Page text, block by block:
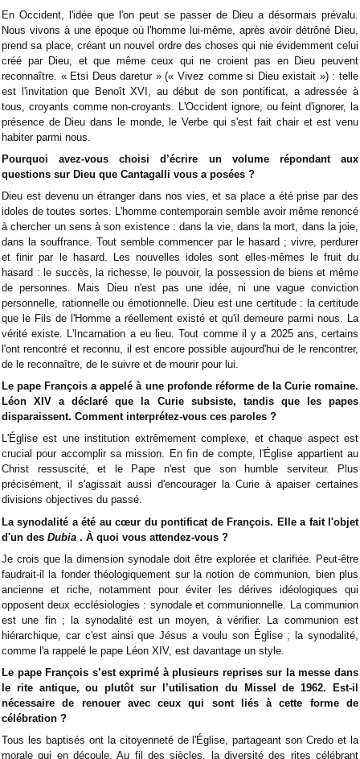
En Occident, l'idée que l'on peut se passer de Dieu a désormais prévalu.
Nous vivons à une époque où l'homme lui-même, après avoir détrôné Dieu,
prend sa place, créant un nouvel ordre des choses qui nie évidemment celui
créé par Dieu, et que même ceux qui ne croient pas en Dieu peuvent
reconnaître. « Etsi Deus daretur » (« Vivez comme si Dieu existait ») : telle
est l'invitation que Benoît XVI, au début de son pontificat, a adressée à
tous, croyants comme non-croyants. L'Occident ignore, ou feint d'ignorer, la
présence de Dieu dans le monde, le Verbe qui s'est fait chair et est venu
habiter parmi nous.
Pourquoi avez-vous choisi d’écrire un volume répondant aux
questions sur Dieu que Cantagalli vous a posées ?
Dieu est devenu un étranger dans nos vies, et sa place a été prise par des
idoles de toutes sortes. L'homme contemporain semble avoir même renoncé
à chercher un sens à son existence : dans la vie, dans la mort, dans la joie,
dans la souffrance. Tout semble commencer par le hasard ; vivre, perdurer
et finir par le hasard. Les nouvelles idoles sont elles-mêmes le fruit du
hasard : le succès, la richesse, le pouvoir, la possession de biens et même
de personnes. Mais Dieu n'est pas une idée, ni une vague conviction
personnelle, rationnelle ou émotionnelle. Dieu est une certitude : la certitude
que le Fils de l'Homme a réellement existé et qu'il demeure parmi nous. La
vérité existe. L'Incarnation a eu lieu. Tout comme il y a 2025 ans, certains
l'ont rencontré et reconnu, il est encore possible aujourd'hui de le rencontrer,
de le reconnaître, de le suivre et de mourir pour lui.
Le pape François a appelé à une profonde réforme de la Curie romaine.
Léon XIV a déclaré que la Curie subsiste, tandis que les papes
disparaissent. Comment interprétez-vous ces paroles ?
L'Église est une institution extrêmement complexe, et chaque aspect est
crucial pour accomplir sa mission. En fin de compte, l'Église appartient au
Christ ressuscité, et le Pape n'est que son humble serviteur. Plus
précisément, il s'agissait aussi d'encourager la Curie à apaiser certaines
divisions objectives du passé.
La synodalité a été au cœur du pontificat de François. Elle a fait l'objet
d'un des Dubia . À quoi vous attendez-vous ?
Je crois que la dimension synodale doit être explorée et clarifiée. Peut-être
faudrait-il la fonder théologiquement sur la notion de communion, bien plus
ancienne et riche, notamment pour éviter les dérives idéologiques qui
opposent deux ecclésiologies : synodale et communionnelle. La communion
est une fin ; la synodalité est un moyen, à vérifier. La communion est
hiérarchique, car c'est ainsi que Jésus a voulu son Église ; la synodalité,
comme l'a rappelé le pape Léon XIV, est davantage un style.
Le pape François s’est exprimé à plusieurs reprises sur la messe dans
le rite antique, ou plutôt sur l’utilisation du Missel de 1962. Est-il
nécessaire de renouer avec ceux qui sont liés à cette forme de
célébration ?
Tous les baptisés ont la citoyenneté de l'Église, partageant son Credo et la
morale qui en découle. Au fil des siècles, la diversité des rites célébrant